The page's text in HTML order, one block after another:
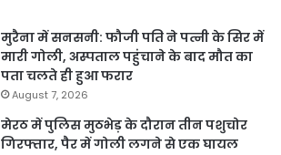
मुरैना में सनसनी: फौजी पति ने पत्नी के सिर में
मारी गोली, अस्पताल पहुंचाने के बाद मौत का
पता चलते ही हुआ फरार
August 7, 2026
मेरठ में पुलिस मुठभेड़ के दौरान तीन पशुचोर
गिरफ्तार, पैर में गोली लगने से एक घायल